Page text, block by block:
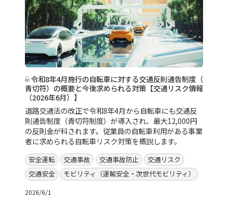
令和8年4月施行の自転車に対する交通反則通告制度（
青切符）の概要と今後求められる対策【交通リスク情報
（2026年6月）】
道路交通法の改正で令和8年4月から自転車にも交通反
則通告制度（青切符制度）が導入され、最大12,000円
の反則金が科されます。従業員の自転車利用がある事業
者に求められる自転車リスク対策を概説します。
安全運転 交通事故 交通事故防止
交通リスク
交通安全
モビリティ（運輸安全・次世代モビリティ）
2026/6/1